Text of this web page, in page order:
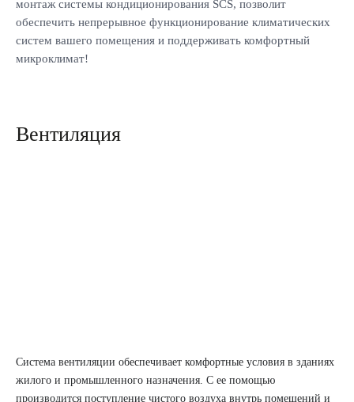
монтаж системы кондиционирования SCS, позволит
обеспечить непрерывное функционирование климатических
систем вашего помещения и поддерживать комфортный
микроклимат!
Вентиляция
Система вентиляции обеспечивает комфортные условия в зданиях
жилого и промышленного назначения. С ее помощью
производится поступление чистого воздуха внутрь помещений и